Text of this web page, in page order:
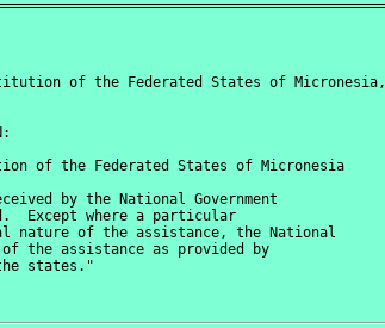
of the Federated States of Micronesia,
of the Federated States of Micronesia
by the National Government
Except where a particular
nature of the assistance, the National
the assistance as provided by
the states."